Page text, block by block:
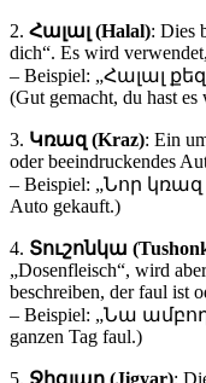
2. Հալալ (Halal): Dies
dich“. Es wird
– Beispiel: „Հալալ
(Gut gemacht, du hast
3. Կռազ (Kraz): Ein
oder beeindruckendes
– Beispiel: „Նոր կռազ
Auto gekauft.)
4. Տուշոնկա
„Dosenfleisch“, wird
beschreiben, der faul ist
– Beispiel: „Նա
ganzen Tag faul.)
5. Ջիգյար (Jigyar):